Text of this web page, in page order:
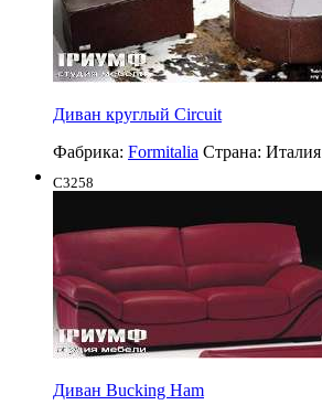
Диван круглый Circuit
Фабрика: Formitalia Страна: Италия
C3258
Диван Bucking Ham